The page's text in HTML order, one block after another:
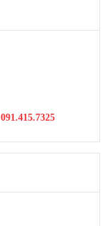
091.415.7325